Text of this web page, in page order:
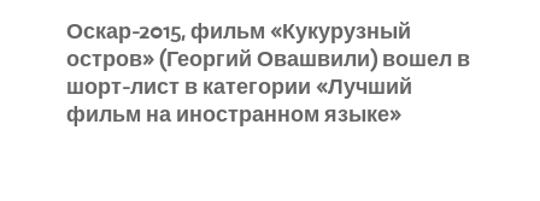
Оскар-2015, фильм «Кукурузный
остров» (Георгий Овашвили) вошел в
шорт-лист в категории «Лучший
фильм на иностранном языке»